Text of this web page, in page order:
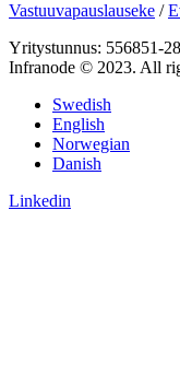
Vastuuvapauslauseke /
Yritystunnus: 556851-
Infranode © 2023. All
Swedish
English
Norwegian
Danish
Linkedin